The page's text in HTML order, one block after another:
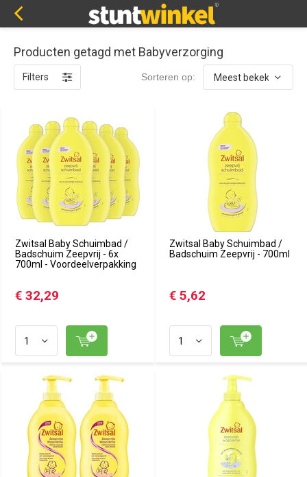
Producten getagd met Babyverzorging
Filters Sorteren op:
Zwitsal Baby Schuimbad /
Badschuim Zeepvrij - 6x
700ml - Voordeelverpakking
€ 32,29
Zwitsal Baby Schuimbad /
Badschuim Zeepvrij - 700ml
€ 5,62